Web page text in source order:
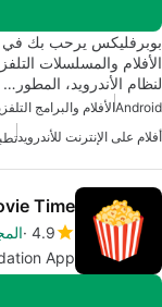
بوبرفليكس يرحب بك في
الأفلام والمسلسلات
لنظام الأندرويد، المطور…
Androidالأفلام والبرامج
أفلام على الإنترنت للأندرويد
Time
4.9
App